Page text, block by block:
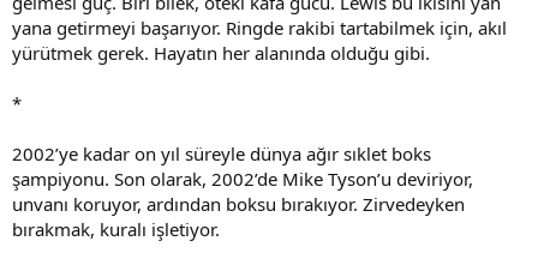
yana getirmeyi başarıyor. Ringde rakibi tartabilmek için, akıl
yürütmek gerek. Hayatın her alanında olduğu gibi.
*
2002’ye kadar on yıl süreyle dünya ağır sıklet boks
şampiyonu. Son olarak, 2002’de Mike Tyson’u deviriyor,
unvanı koruyor, ardından boksu bırakıyor. Zirvedeyken
bırakmak, kuralı işletiyor.